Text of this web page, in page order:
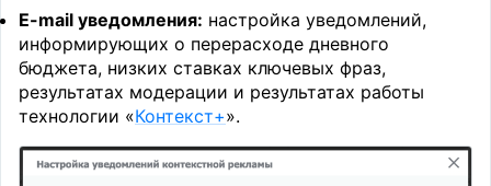
E-mail уведомления: настройка уведомлений,
информирующих о перерасходе дневного
бюджета, низких ставках ключевых фраз,
результатах модерации и результатах работы
технологии «Контекст+».